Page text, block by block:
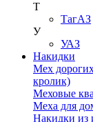
Т
ТагАЗ
У
УАЗ
Накидки
Мех
кролик)
Меховые
Меха для
Накидки из